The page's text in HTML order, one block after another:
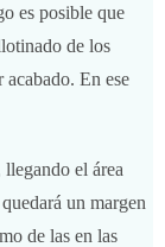
es posible que
de los
En ese
el área
un margen
de las en las